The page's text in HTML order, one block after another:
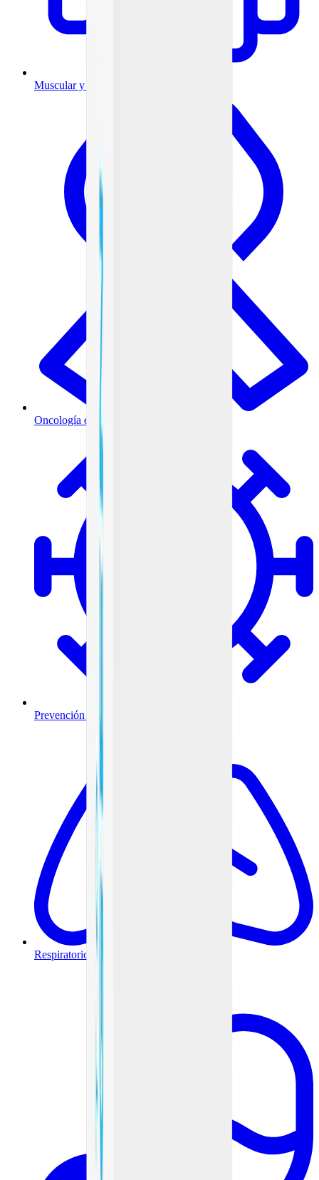
Muscular y articulaciones
Oncología e inmunoterapia
Prevención y tratamiento de infecciones
Respiratorio